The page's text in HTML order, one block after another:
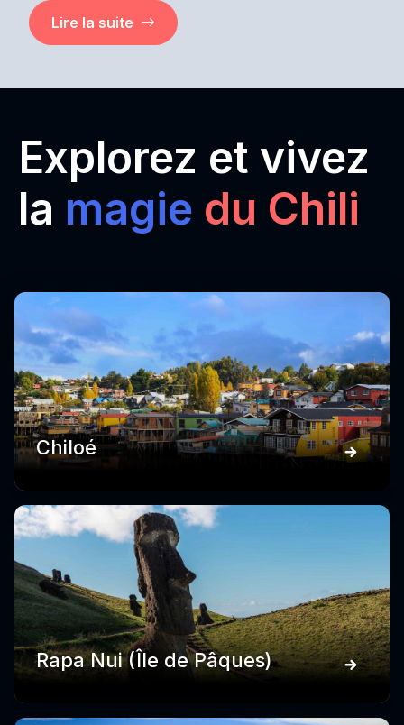
Lire la suite
Explorez et vivez
la magie du Chili
Chiloé
Rapa Nui (Île de Pâques)